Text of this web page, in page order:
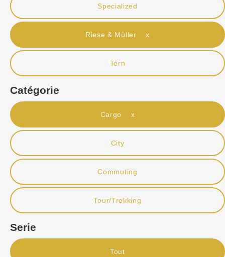
Specialized
Riese & Müller x
Tern
Catégorie
Cargo x
City
Commuting
Tour/Trekking
Serie
Tout